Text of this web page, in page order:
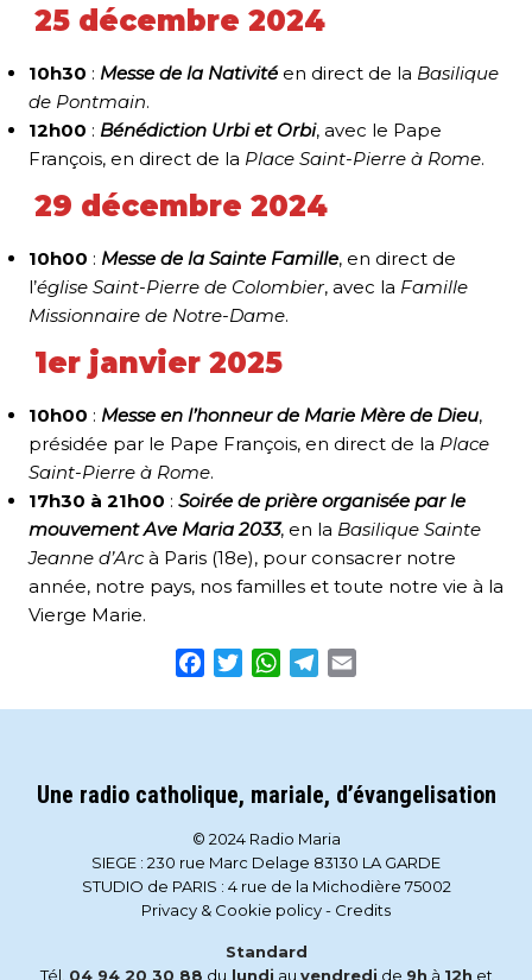
25 décembre 2024
10h30 : Messe de la Nativité en direct de la Basilique
de Pontmain.
12h00 : Bénédiction Urbi et Orbi, avec le Pape
François, en direct de la Place Saint-Pierre à Rome.
29 décembre 2024
10h00 : Messe de la Sainte Famille, en direct de
l’église Saint-Pierre de Colombier, avec la Famille
Missionnaire de Notre-Dame.
1er janvier 2025
10h00 : Messe en l’honneur de Marie Mère de Dieu,
présidée par le Pape François, en direct de la Place
Saint-Pierre à Rome.
17h30 à 21h00 : Soirée de prière organisée par le
mouvement Ave Maria 2033, en la Basilique Sainte
Jeanne d’Arcà Paris (18e), pour consacrer notre
année, notre pays, nos familles et toute notre vie à la
Vierge Marie.
Facebook
TwitterWhatsApp
Telegram
Une radio catholique, mariale, d’évangelisation
© 2024 Radio Maria
SIEGE : 230 rue Marc Delage 83130 LA GARDE
STUDIO de PARIS : 4 rue de la Michodière 75002
Privacy & Cookie policy- Credits
Standard
Tél. 04 94 20 30 88 du lundi au vendredi de 9h à 12h et